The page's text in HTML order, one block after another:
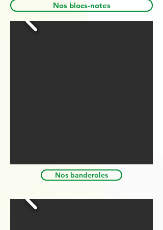
Nos blocs-notes
Nos banderoles